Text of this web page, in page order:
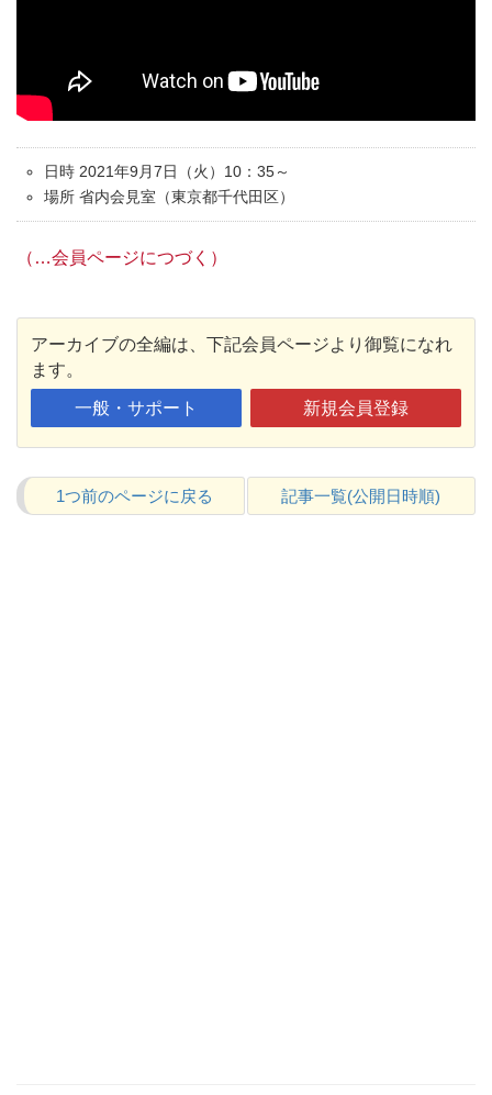
日時 2021年9月7日（火）10：35～
場所 省内会見室（東京都千代田区）
（…会員ページにつづく）
アーカイブの全編は、下記会員ページより御覧になれ
ます。
一般・サポート 新規会員登録
1つ前のページに戻る 記事一覧(公開日時順)